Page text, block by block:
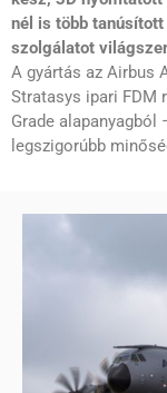
nél is több
szolgálatot
A gyártás az Airbus
Stratasys ipari FDM
Grade
legszigorúbb